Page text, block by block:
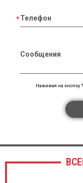
Телефон
Сообщения
Нажимая на кнопку